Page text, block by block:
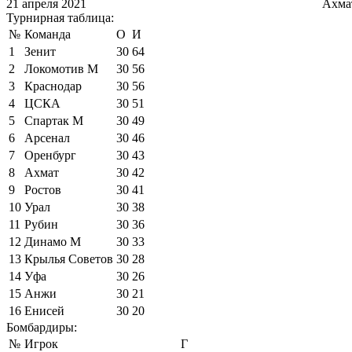
21 апреля 2021
Турнирная таблица:
№ Команда О И
1
Зенит 30 64
2
Локомотив М 30 56
3
Краснодар 30 56
4
ЦСКА 30 51
5
Спартак М 30 49
6
Арсенал 30 46
7
Оренбург 30 43
8
Ахмат 30 42
9
Ростов 30 41
10 Урал 30 38
11 Рубин 30 36
12 Динамо М 30 33
13 Крылья Советов 30 28
14 Уфа 30 26
15 Анжи 30 21
16 Енисей 30 20
Бомбардиры:
№ Игрок
Г